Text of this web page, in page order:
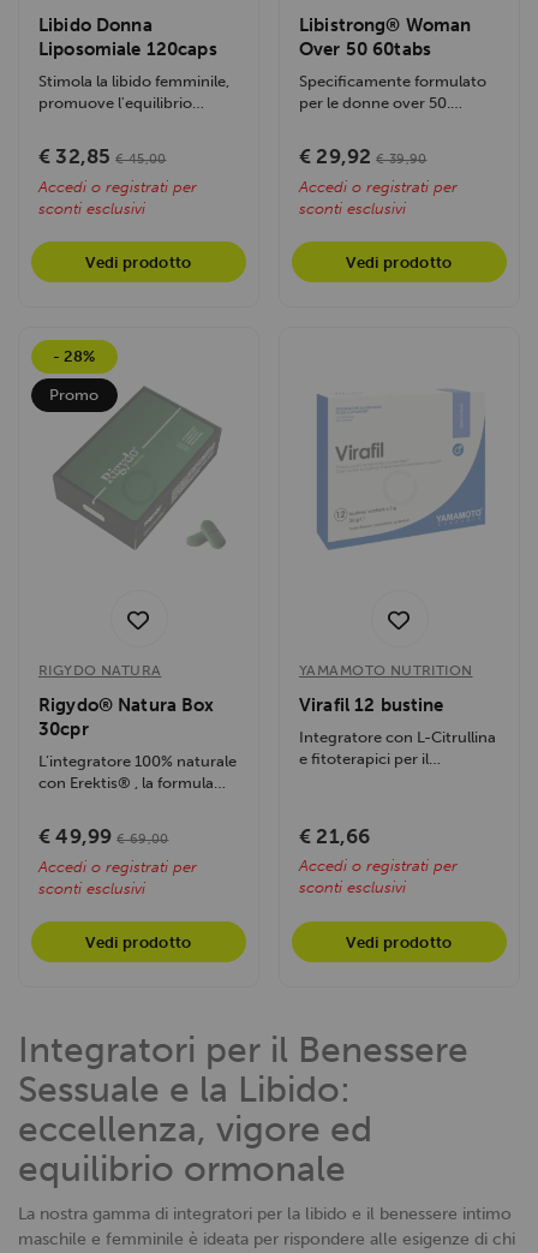
con altre informazioni che hai fornito loro o che hanno
raccolto dal tuo utilizzo dei loro servizi.
Libido Donna
Liposomiale 120caps
Stimola la libido femminile,
promuove l'equilibrio
intimo...
€ 32,85 € 45,00
Accedi o registrati per
sconti esclusivi
Vedi prodotto
Libistrong® Woman
Over 50 60tabs
Specificamente formulato
per le donne over 50.
sinergico di...
€ 29,92 € 39,90
Accedi o registrati per
sconti esclusivi
Vedi prodotto
- 28%
Promo
RIGYDO NATURA
Rigydo® Natura Box
30cpr
L’integratore 100% naturale
con Erektis® , la formula
€ 49,99 € 69,00
Accedi o registrati per
sconti esclusivi
Vedi prodotto
YAMAMOTO NUTRITION
Virafil 12 bustine
Integratore con L-Citrullina
e fitoterapici per il
€ 21,66
Accedi o registrati per
sconti esclusivi
Vedi prodotto
Integratori per il Benessere
Sessuale e la Libido:
eccellenza, vigore ed
equilibrio ormonale
La nostra gamma di integratori per la libido e il benessere intimo
maschile e femminile è ideata per rispondere alle esigenze di chi